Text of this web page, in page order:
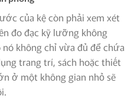
của kệ còn phải xem xét
đo đạc kỹ lưỡng không
không chỉ vừa đủ để chứa
trang trí, sách hoặc thiết
ở một không gian nhỏ sẽ